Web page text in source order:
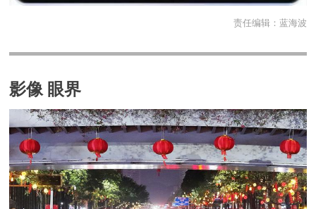
责任编辑： 蓝海波
影像 眼界